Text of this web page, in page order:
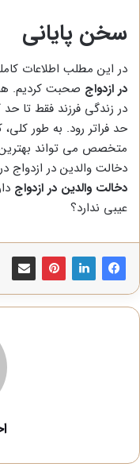
سخن پایانی
در این مطلب اطلاعات
در ازدواج صحبت کردیم.
در زندگی فرزند فقط تا
حد فراتر رود. به طور
متخصص می تواند بهترین
دخالت والدین در ازدواج
دخالت والدین در ازدواج
عیبی ندارد؟